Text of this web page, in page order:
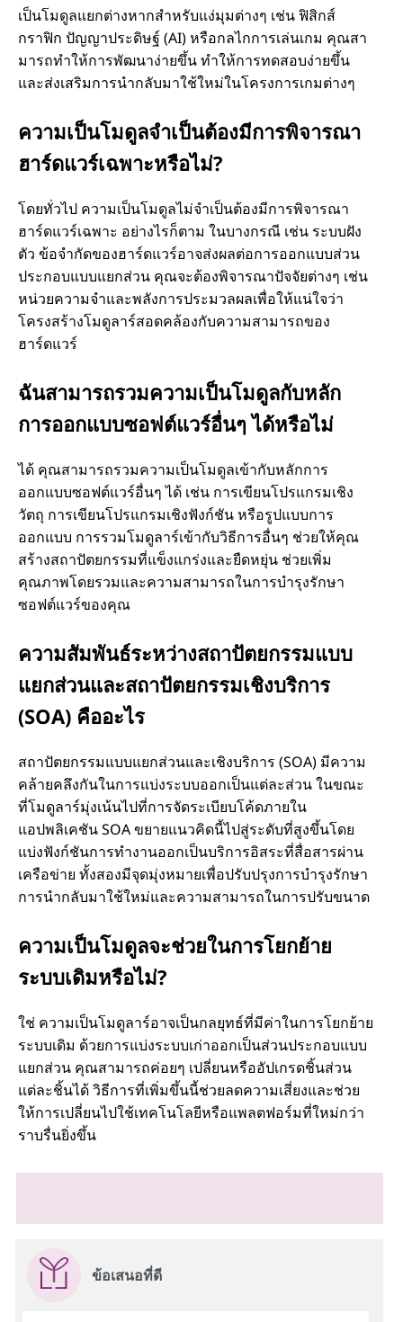
เป็นโมดูลแยกต่างหากสําหรับแง่มุมต่างๆ เช่น ฟิสิกส์
กราฟิก ปัญญาประดิษฐ์ (AI) หรือกลไกการเล่นเกม คุณสา
มารถทําให้การพัฒนาง่ายขึ้น ทําให้การทดสอบง่ายขึ้น
และส่งเสริมการนํากลับมาใช้ใหม่ในโครงการเกมต่างๆ
ความเป็นโมดูลจําเป็นต้องมีการพิจารณา
ฮาร์ดแวร์เฉพาะหรือไม่?
โดยทั่วไป ความเป็นโมดูลไม่จําเป็นต้องมีการพิจารณา
ฮาร์ดแวร์เฉพาะ อย่างไรก็ตาม ในบางกรณี เช่น ระบบฝัง
ตัว ข้อจํากัดของฮาร์ดแวร์อาจส่งผลต่อการออกแบบส่วน
ประกอบแบบแยกส่วน คุณจะต้องพิจารณาปัจจัยต่างๆ เช่น
หน่วยความจําและพลังการประมวลผลเพื่อให้แน่ใจว่า
โครงสร้างโมดูลาร์สอดคล้องกับความสามารถของ
ฮาร์ดแวร์
ฉันสามารถรวมความเป็นโมดูลกับหลัก
การออกแบบซอฟต์แวร์อื่นๆ ได้หรือไม่
ได้ คุณสามารถรวมความเป็นโมดูลเข้ากับหลักการ
ออกแบบซอฟต์แวร์อื่นๆ ได้ เช่น การเขียนโปรแกรมเชิง
วัตถุ การเขียนโปรแกรมเชิงฟังก์ชัน หรือรูปแบบการ
ออกแบบ การรวมโมดูลาร์เข้ากับวิธีการอื่นๆ ช่วยให้คุณ
สร้างสถาปัตยกรรมที่แข็งแกร่งและยืดหยุ่น ช่วยเพิ่ม
คุณภาพโดยรวมและความสามารถในการบํารุงรักษา
ซอฟต์แวร์ของคุณ
ความสัมพันธ์ระหว่างสถาปัตยกรรมแบบ
แยกส่วนและสถาปัตยกรรมเชิงบริการ
(SOA) คืออะไร
สถาปัตยกรรมแบบแยกส่วนและเชิงบริการ (SOA) มีความ
คล้ายคลึงกันในการแบ่งระบบออกเป็นแต่ละส่วน ในขณะ
ที่โมดูลาร์มุ่งเน้นไปที่การจัดระเบียบโค้ดภายใน
แอปพลิเคชัน SOA ขยายแนวคิดนี้ไปสู่ระดับที่สูงขึ้นโดย
แบ่งฟังก์ชันการทํางานออกเป็นบริการอิสระที่สื่อสารผ่าน
เครือข่าย ทั้งสองมีจุดมุ่งหมายเพื่อปรับปรุงการบํารุงรักษา
การนํากลับมาใช้ใหม่และความสามารถในการปรับขนาด
ความเป็นโมดูลจะช่วยในการโยกย้าย
ระบบเดิมหรือไม่?
ใช่ ความเป็นโมดูลาร์อาจเป็นกลยุทธ์ที่มีค่าในการโยกย้าย
ระบบเดิม ด้วยการแบ่งระบบเก่าออกเป็นส่วนประกอบแบบ
แยกส่วน คุณสามารถค่อยๆ เปลี่ยนหรืออัปเกรดชิ้นส่วน
แต่ละชิ้นได้ วิธีการที่เพิ่มขึ้นนี้ช่วยลดความเสี่ยงและช่วย
ให้การเปลี่ยนไปใช้เทคโนโลยีหรือแพลตฟอร์มที่ใหม่กว่า
ราบรื่นยิ่งขึ้น
ข้อเสนอที่ดี